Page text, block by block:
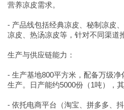
营养凉皮需求。
- 产品线包括经典凉皮、秘制凉皮
凉皮、热汤凉皮等，针对不同渠道
生产与供应链能力：
- 生产基地800平方米，配备万级
生产。日产能约5000份（1吨），
- 依托电商平台（淘宝、拼多多、